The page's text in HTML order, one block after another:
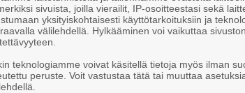
sivuista, joilla vierailit, IP-osoitteestasi sekä
yksityiskohtaisesti käyttötarkoituksiin ja
välilehdellä. Hylkääminen voi vaikuttaa
teknologiamme voivat käsitellä tietoja myös ilman
peruste. Voit vastustaa tätä tai muuttaa